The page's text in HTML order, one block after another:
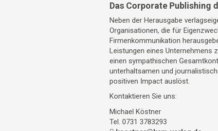
Das Corporate Publishing
Neben der Herausgabe
Organisationen, die für
Firmenkommunikation
Leistungen eines Unternehmens
einen sympathischen
unterhaltsamen und
positiven Impact auslöst.
Kontaktieren Sie uns:
Michael Köstner
Tel. 0731 3783293